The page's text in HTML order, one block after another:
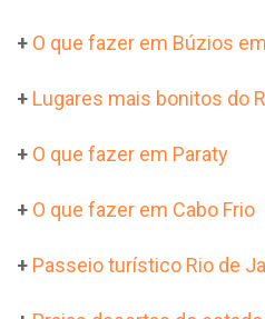
+ O que fazer em Búzios
+ Lugares mais bonitos do
+ O que fazer em Paraty
+ O que fazer em Cabo Frio
+ Passeio turístico Rio de